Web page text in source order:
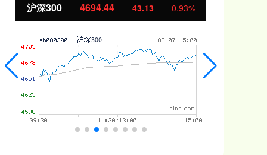
北证50 1134.24 11.37 1.01%